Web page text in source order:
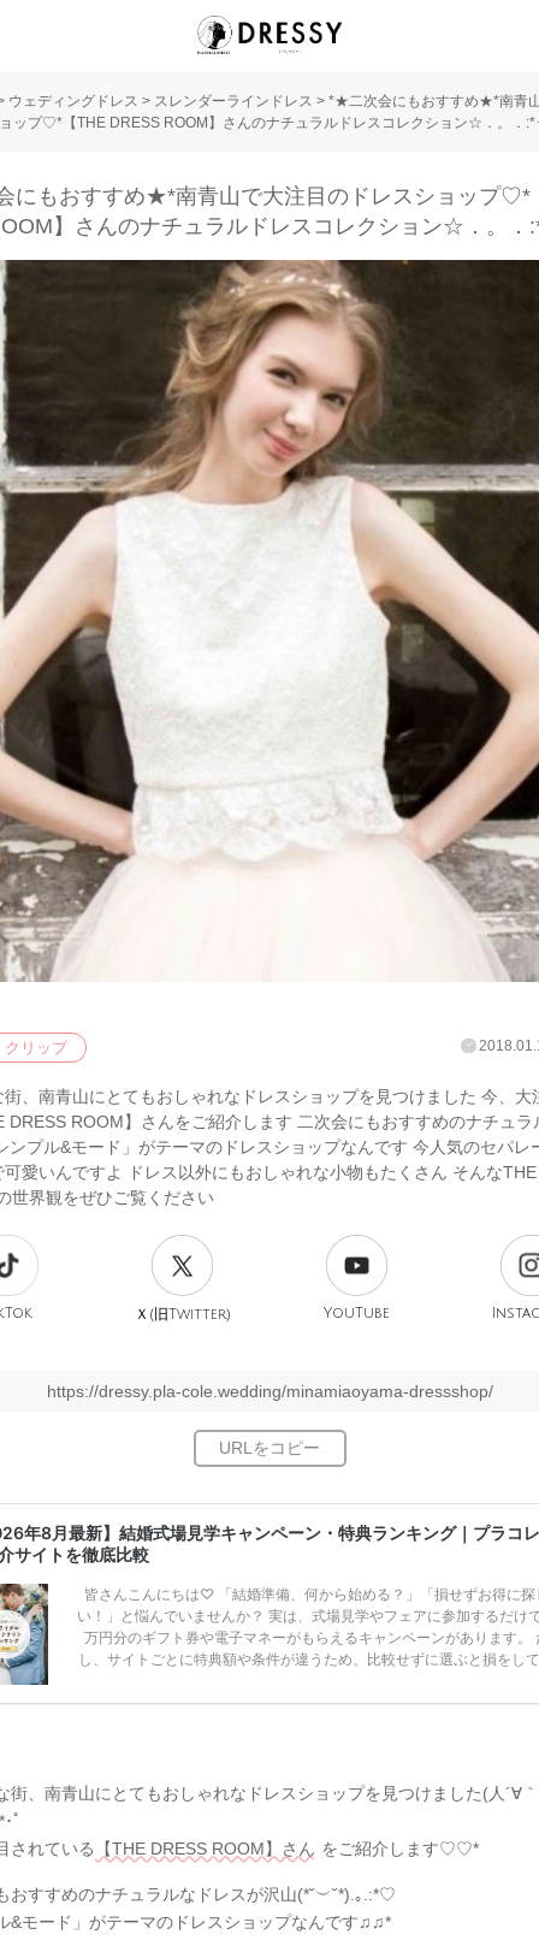
ウェディングドレス > スレンダーラインドレス > *★二次会にもおすすめ★*南青
ップ♡*【THE DRESS ROOM】さんのナチュラルドレスコレクション☆．。．:*
にもおすすめ★*南青山で大注目のドレスショップ♡*
】さんのナチュラルドレスコレクション☆．。．
クリップ
、南青山にとてもおしゃれなドレスショップを見つけました 今、大
DRESS ROOM】さんをご紹介します 二次会にもおすすめのナチュラ
ンプル&モード」がテーマのドレスショップなんです 今人気のセパレ
愛いんですよ ドレス以外にもおしゃれな小物もたくさん そんなTHE
世界観をぜひご覧ください
Ｘ(旧Twitter) YouTube
https://dressy.pla-cole.wedding/minamiaoyama-dressshop/
年8月最新】結婚式場見学キャンペーン・特典ランキング｜プラコ
サイトを徹底比較
皆さんこんにちは♡ 「結婚準備、何から始める？」「損せずお得に探
い！」と悩んでいませんか？ 実は、式場見学やフェアに参加するだけ
万円分のギフト券や電子マネーがもらえるキャンペーンがあります。
し、サイトごとに特典額や条件が違うため、比較せずに選ぶと損をし
ンペーン特典ランキングを公開！ 比較サイト：プラコレ、ゼクシィ、
街、南青山にとてもおしゃれなドレスショップを見つけました(人´∀｀
ﾟ
されている
【THE DRESS ROOM】さん をご紹介します♡♡*
おすすめのナチュラルなドレスが沢山(*˘︶˘*).｡.:*♡
&モード」がテーマのドレスショップなんです♫♫*